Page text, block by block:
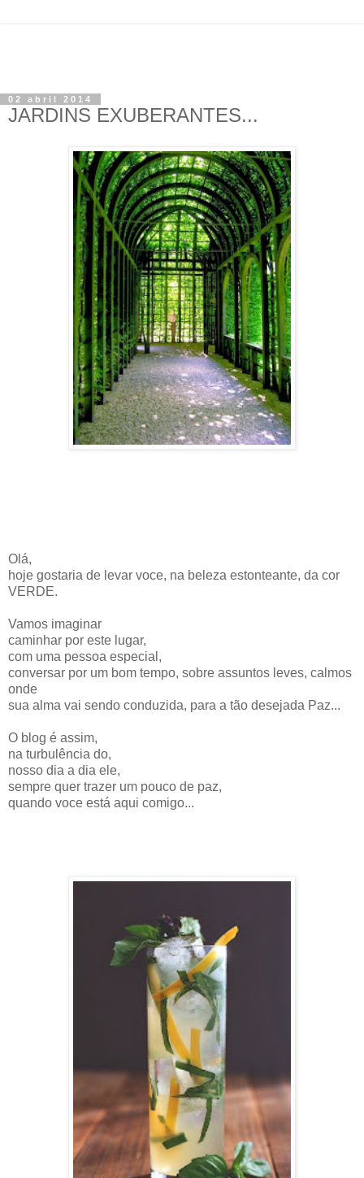
02 abril 2014
JARDINS EXUBERANTES...
Olá,
hoje gostaria de levar voce, na beleza estonteante, da cor
VERDE.
Vamos imaginar
caminhar por este lugar,
com uma pessoa especial,
conversar por um bom tempo, sobre assuntos leves, calmos
onde
sua alma vai sendo conduzida, para a tão desejada Paz...
O blog é assim,
na turbulência do,
nosso dia a dia ele,
sempre quer trazer um pouco de paz,
quando voce está aqui comigo...